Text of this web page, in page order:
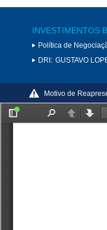
INVESTIMENTOS
Política de
DRI: GUSTAVO
Motivo de